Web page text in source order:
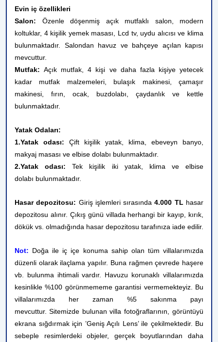
Evin iç özellikleri
Salon: Özenle döşenmiş açık mutfaklı salon, modern
koltuklar, 4 kişilik yemek masası, Lcd tv, uydu alıcısı ve klima
bulunmaktadır. Salondan havuz ve bahçeye açılan kapısı
mevcuttur.
Mutfak:Açık mutfak, 4 kişi ve daha fazla kişiye yetecek
kadar mutfak malzemeleri, bulaşık makinesi, çamaşır
makinesi, fırın, ocak, buzdolabı, çaydanlık ve kettle
bulunmaktadır.
Yatak Odaları:
1.Yatak odası: Çift kişilik yatak, klima, ebeveyn banyo,
makyaj masası ve elbise dolabı bulunmaktadır.
2.Yatak odası:Tek kişilik iki yatak, klima ve elbise
dolabı bulunmaktadır.
Hasar depozitosu: Giriş işlemleri sırasında4.000 TL hasar
depozitosu alınır. Çıkış günü villada herhangi bir kayıp, kırık,
dökük vs. olmadığında hasar depozitosu tarafınıza iade edilir.
Not: Doğa ile iç içe konuma sahip olan tüm villalarımızda
düzenli olarak ilaçlama yapılır. Buna rağmen çevrede haşere
vb. bulunma ihtimali vardır. Havuzu korunaklı villalarımızda
kesinlikle %100 görünmememe garantisi vermemekteyiz. Bu
villalarımızda her zaman %5 sakınma payı
mevcuttur. Sitemizde bulunan villa fotoğraflarının, görüntüyü
ekrana sığdırmak için ’Geniş Açılı Lens’ ile çekilmektedir. Bu
sebeple resimlerdeki objeler, gerçek boyutlarından daha